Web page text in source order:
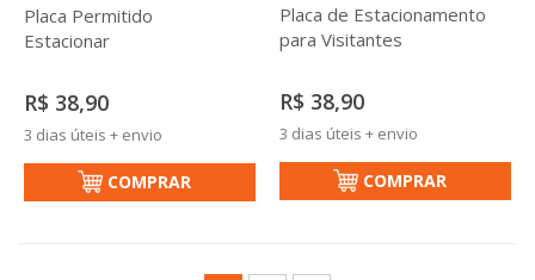
Placa Permitido
Estacionar
R$ 38,90
3 dias úteis + envio
COMPRAR
Placa de Estacionamento
para Visitantes
R$ 38,90
3 dias úteis + envio
COMPRAR